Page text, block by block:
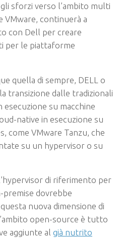
sforzi verso l’ambito multi
VMware, continuerà a
con Dell per creare
per le piattaforme
quella di sempre, DELL o
transizione dalle tradizionali
su macchine
native in esecuzione su
come VMware Tanzu, che
su un hypervisor o su
di riferimento per
dovrebbe
nuova dimensione di
open-source è tutto
aggiunte al già nutrito